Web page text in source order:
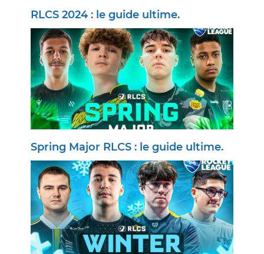
RLCS 2024 : le guide ultime.
Spring Major RLCS : le guide ultime.